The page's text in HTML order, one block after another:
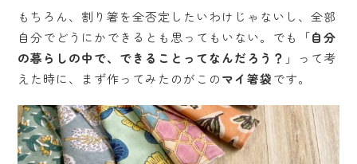
もちろん、割り箸を全否定したいわけじゃないし、全部
自分でどうにかできるとも思ってもいない。でも「 自分
の暮らしの中で、できることってなんだろう？ 」って考
えた時に、まず作ってみたのがこの マイ箸袋 です。